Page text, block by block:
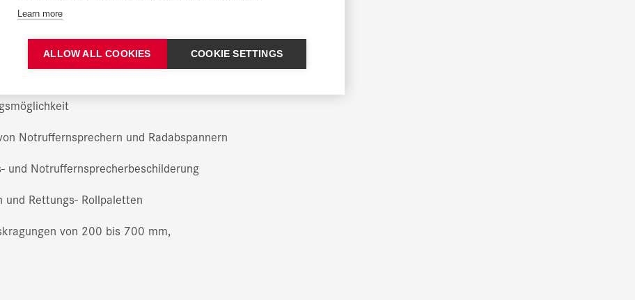
auf dem Fluchtweg in 1,2m Breite,
Notruffernsprechern und Radabspannern
Notruffernsprecherbeschilderung
Rettungs- Rollpaletten
von 200 bis 700 mm,
Learn more
ALLOW ALL COOKIES COOKIE SETTINGS